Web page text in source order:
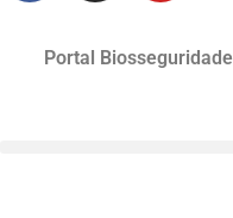
Portal Biosseguridade